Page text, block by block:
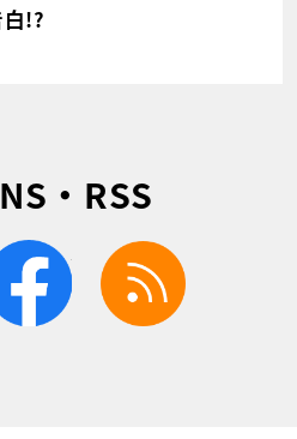
!?
・RSS
facebook